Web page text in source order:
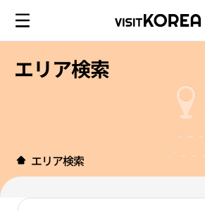
エリア検索
エリア検索